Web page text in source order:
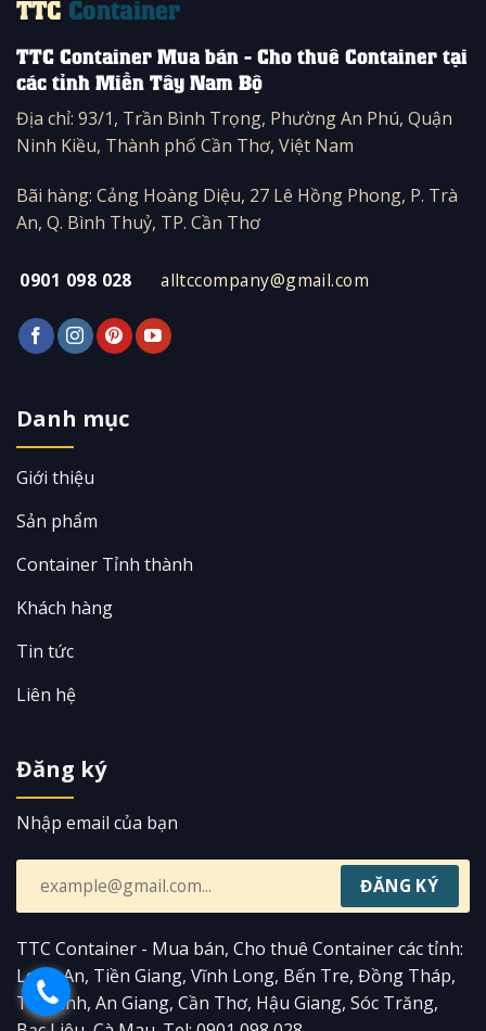
TTC Container
TTC Container Mua bán - Cho thuê Container tại
các tỉnh Miền Tây Nam Bộ
Địa chỉ: 93/1, Trần Bình Trọng, Phường An Phú, Quận
Ninh Kiều, Thành phố Cần Thơ, Việt Nam
Bãi hàng: Cảng Hoàng Diệu, 27 Lê Hồng Phong, P. Trà
An, Q. Bình Thuỷ, TP. Cần Thơ
0901 098 028 alltccompany@gmail.com
Danh mục
Giới thiệu
Sản phẩm
Container Tỉnh thành
Khách hàng
Tin tức
Liên hệ
Đăng ký
Nhập email của bạn
TTC Container - Mua bán, Cho thuê Container các tỉnh:
Long An, Tiền Giang, Vĩnh Long, Bến Tre, Đồng Tháp,
Trà Vinh, An Giang, Cần Thơ, Hậu Giang, Sóc Trăng,